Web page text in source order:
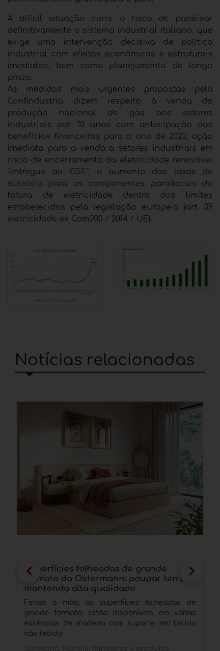
A difícil situação corre o risco de paralisar
definitivamente o sistema industrial italiano, que
exige uma intervenção decisiva de política
industrial com efeitos econômicos e estruturais
imediatos, bem como planejamento de longo
prazo.
As medidas mais urgentes propostas pela
Confindustria dizem respeito à venda da
produção nacional de gás aos setores
industriais por 10 anos com antecipação dos
benefícios financeiros para o ano de 2022; ação
imediata para a venda a setores industriais em
risco de encerramento da eletricidade renovável
"entregue ao GSE", o aumento das taxas de
subsídio para os componentes parafiscais da
fatura de eletricidade dentro dos limites
estabelecidos pela legislação europeia (art. 39
eletricidade ex Com200 / 2014 / UE).
Notícias relacionadas
Superfícies folheadas de grande
formato da Ostermann: poupar tempo
mantendo alta qualidade
Feitas à mão, as superfícies folheadas de
grande formato estão disponíveis em várias
essências de madeira com suporte em tecido
não tecido